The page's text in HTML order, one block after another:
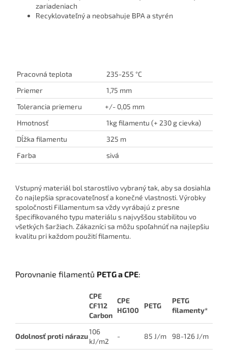
zariadeniach
Recyklovateľný a neobsahuje BPA a styrén
Pracovná teplota
235-255 ­°C
Priemer
1,75 mm
Tolerancia priemeru
+/- 0,05 mm
Hmotnosť
1kg filamentu (+ 230 g cievka)
Dĺžka filamentu
325 m
Farba
sivá
Vstupný materiál bol starostlivo vybraný tak, aby sa dosiahla
čo najlepšia spracovateľnosť a konečné vlastnosti. Výrobky
spoločnosti Fillamentum sa vždy vyrábajú z presne
špecifikovaného typu materiálu s najvyššou stabilitou vo
všetkých šaržiach. Zákazníci sa môžu spoľahnúť na najlepšiu
kvalitu pri každom použití filamentu.
Porovnanie filamentů PETG aCPE:
CPE
CF112
Carbon
CPE
HG100
PETG
PETG
filamenty*
Odolnosť proti nárazu
106
kJ/m2
- 85 J/m 98-126 J/m